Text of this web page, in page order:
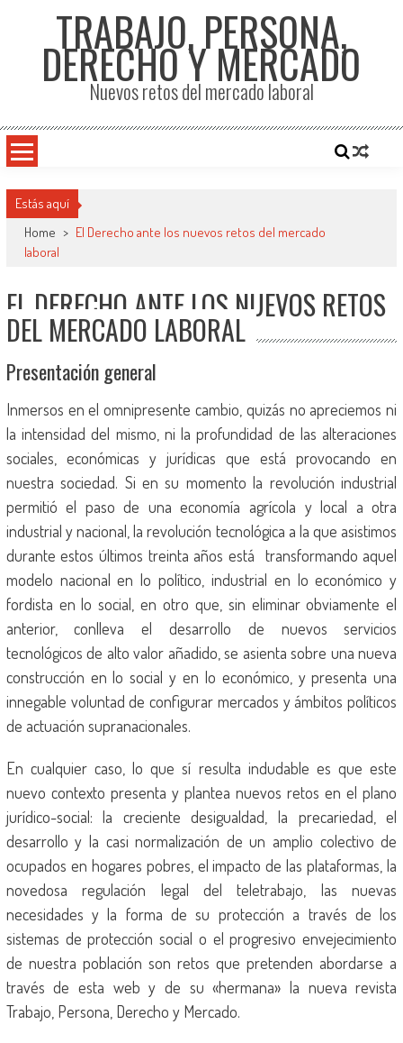
TRABAJO, PERSONA,
DERECHO Y MERCADO
Nuevos retos del mercado laboral
Estás aquí
Home > El Derecho ante los nuevos retos del mercado
laboral
EL DERECHO ANTE LOS NUEVOS RETOS
DEL MERCADO LABORAL
Presentación general
Inmersos en el omnipresente cambio, quizás no apreciemos ni
la intensidad del mismo, ni la profundidad de las alteraciones
sociales, económicas y jurídicas que está provocando en
nuestra sociedad. Si en su momento la revolución industrial
permitió el paso de una economía agrícola y local a otra
industrial y nacional, la revolución tecnológica a la que asistimos
durante estos últimos treinta años está transformando aquel
modelo nacional en lo político, industrial en lo económico y
fordista en lo social, en otro que, sin eliminar obviamente el
anterior, conlleva el desarrollo de nuevos servicios
tecnológicos de alto valor añadido, se asienta sobre una nueva
construcción en lo social y en lo económico, y presenta una
innegable voluntad de configurar mercados y ámbitos políticos
de actuación supranacionales.
En cualquier caso, lo que sí resulta indudable es que este
nuevo contexto presenta y plantea nuevos retos en el plano
jurídico-social: la creciente desigualdad, la precariedad, el
desarrollo y la casi normalización de un amplio colectivo de
ocupados en hogares pobres, el impacto de las plataformas, la
novedosa regulación legal del teletrabajo, las nuevas
necesidades y la forma de su protección a través de los
sistemas de protección social o el progresivo envejecimiento
de nuestra población son retos que pretenden abordarse a
través de esta web y de su «hermana» la nueva revista
Trabajo, Persona, Derecho y Mercado.